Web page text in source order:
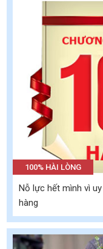
100% HÀI LÒNG
Nỗ lực hết mình vì
hàng